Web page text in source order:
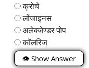
क्रोचे
लोंजाइनस
अलेक्जेण्डर पोप
कॉलरिज
👁 Show Answer